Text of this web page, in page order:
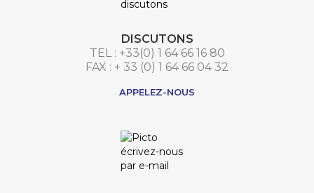
DISCUTONS
TEL : +33(0) 1 64 66 16 80
FAX : + 33 (0) 1 64 66 04 32
APPELEZ-NOUS